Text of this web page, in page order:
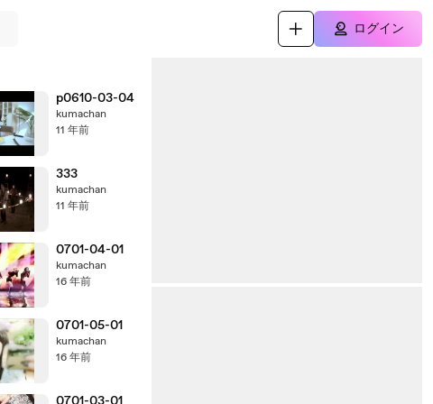
ログイン
p0610-03-04
kumachan
11 年前
333
kumachan
11 年前
0701-04-01
kumachan
16 年前
0701-05-01
kumachan
16 年前